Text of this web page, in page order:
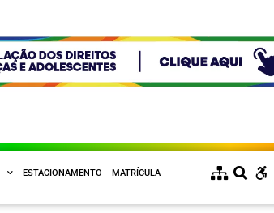
ESTACIONAMENTO MATRÍCULA